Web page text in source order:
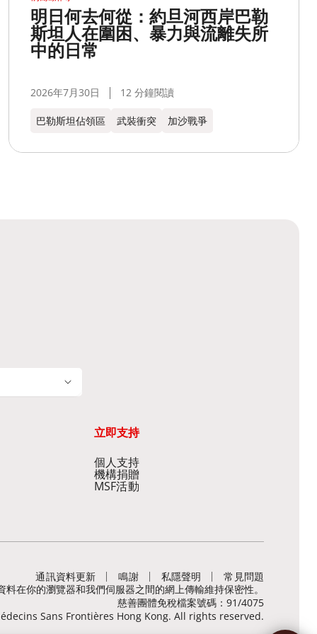
明日何去何從：約旦河西岸巴勒
斯坦人在圍困、暴力與流離失所
中的日常
2026年7月30日 12 分鐘閱讀
巴勒斯坦佔領區 武裝衝突 加沙戰爭
立即支持
個人支持
機構捐贈
MSF活動
通訊資料更新 鳴謝 私隱聲明
常見問題
在你的瀏覽器和我們伺服器之間的網上傳輸維持保密性。
慈善團體免稅檔案號碼：91/4075
Sans Frontières Hong Kong. All rights reserved.